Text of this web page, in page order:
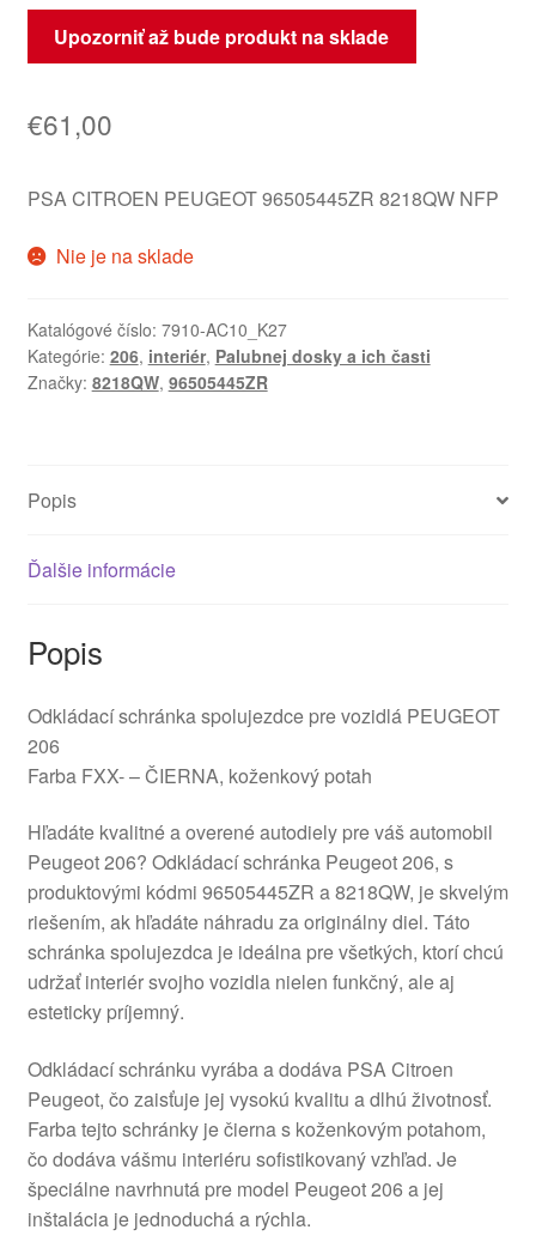
Upozorniť až bude produkt na sklade
€61,00
PSA CITROEN PEUGEOT 96505445ZR 8218QW NFP
Nie je na sklade
Katalógové číslo: 7910-AC10_K27
Kategórie: 206, interiér, Palubnej dosky a ich časti
Značky: 8218QW, 96505445ZR
Popis
Ďalšie informácie
Popis
Odkládací schránka spolujezdce pre vozidlá PEUGEOT
206
Farba FXX- – ČIERNA, koženkový potah
Hľadáte kvalitné a overené autodiely pre váš automobil
Peugeot 206? Odkládací schránka Peugeot 206, s
produktovými kódmi 96505445ZR a 8218QW, je skvelým
riešením, ak hľadáte náhradu za originálny diel. Táto
schránka spolujezdca je ideálna pre všetkých, ktorí chcú
udržať interiér svojho vozidla nielen funkčný, ale aj
esteticky príjemný.
Odkládací schránku vyrába a dodáva PSA Citroen
Peugeot, čo zaisťuje jej vysokú kvalitu a dlhú životnosť.
Farba tejto schránky je čierna s koženkovým potahom,
čo dodáva vášmu interiéru sofistikovaný vzhľad. Je
špeciálne navrhnutá pre model Peugeot 206 a jej
inštalácia je jednoduchá a rýchla.